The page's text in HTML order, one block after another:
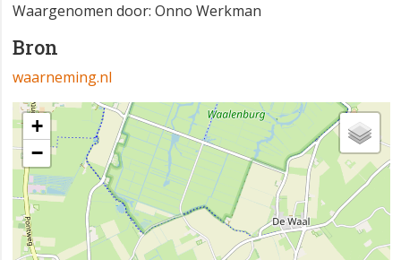
Waargenomen door: Onno Werkman
Bron
waarneming.nl
+
−